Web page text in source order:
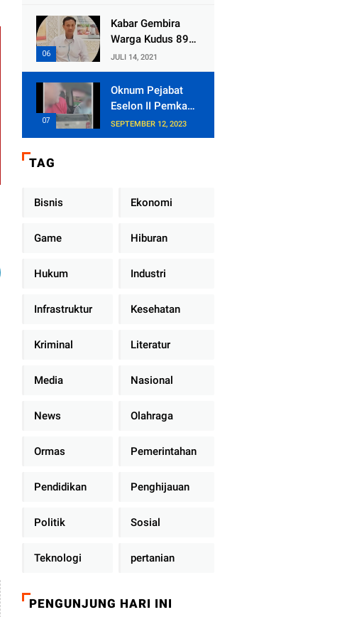
Embat Dana Bedah
Rumah dari
Kabar Gembira
Warga Kudus 89
Persen RT di
Kudus Zona Hijau
JULI 14, 2021
Oknum Pejabat
Eselon II Pemkab
Lampung Utara
Asik Ngobrol
Dinas
SEPTEMBER 12, 2023
TAG
Bisnis Ekonomi
Game Hiburan
Hukum Industri
Infrastruktur Kesehatan
Kriminal Literatur
Media Nasional
News Olahraga
Ormas Pemerintahan
Pendidikan Penghijauan
Politik Sosial
Teknologi pertanian
PENGUNJUNG HARI INI